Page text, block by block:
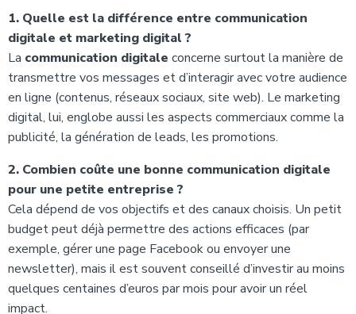
1. Quelle est la différence entre communication
digitale et marketing digital ?
La communication digitale concerne surtout la manière de
transmettre vos messages et d’interagir avec votre audience
en ligne (contenus, réseaux sociaux, site web). Le marketing
digital, lui, englobe aussi les aspects commerciaux comme la
publicité, la génération de leads, les promotions.
2. Combien coûte une bonne communication digitale
pour une petite entreprise ?
Cela dépend de vos objectifs et des canaux choisis. Un petit
budget peut déjà permettre des actions efficaces (par
exemple, gérer une page Facebook ou envoyer une
newsletter), mais il est souvent conseillé d’investir au moins
quelques centaines d’euros par mois pour avoir un réel
impact.